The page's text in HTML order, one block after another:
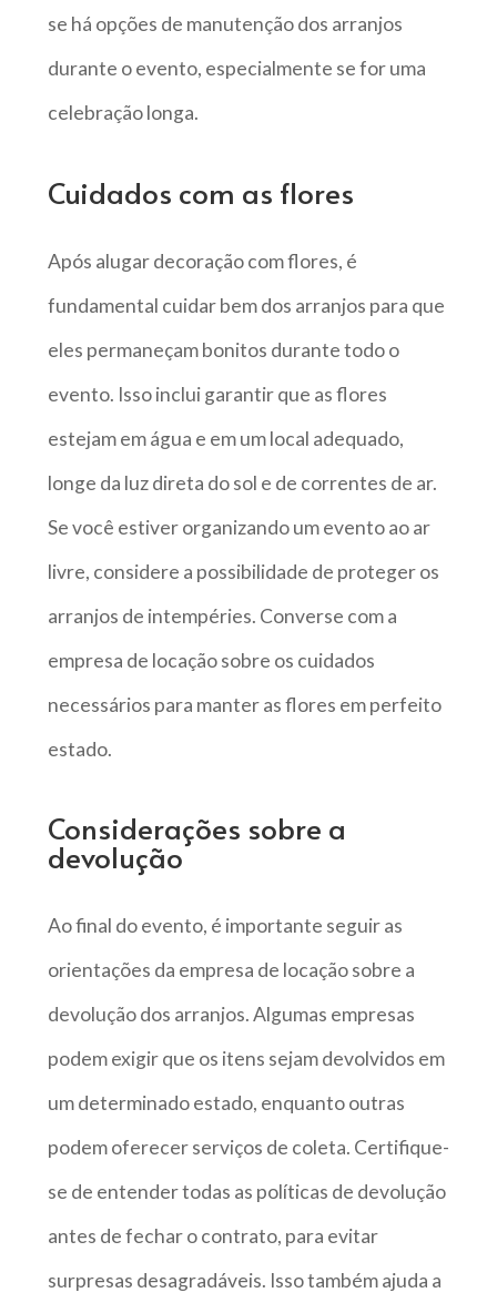
se há opções de manutenção dos arranjos
durante o evento, especialmente se for uma
celebração longa.
Cuidados com as flores
Após alugar decoração com flores, é
fundamental cuidar bem dos arranjos para que
eles permaneçam bonitos durante todo o
evento. Isso inclui garantir que as flores
estejam em água e em um local adequado,
longe da luz direta do sol e de correntes de ar.
Se você estiver organizando um evento ao ar
livre, considere a possibilidade de proteger os
arranjos de intempéries. Converse com a
empresa de locação sobre os cuidados
necessários para manter as flores em perfeito
estado.
Considerações sobre a
devolução
Ao final do evento, é importante seguir as
orientações da empresa de locação sobre a
devolução dos arranjos. Algumas empresas
podem exigir que os itens sejam devolvidos em
um determinado estado, enquanto outras
podem oferecer serviços de coleta. Certifique-
se de entender todas as políticas de devolução
antes de fechar o contrato, para evitar
surpresas desagradáveis. Isso também ajuda a